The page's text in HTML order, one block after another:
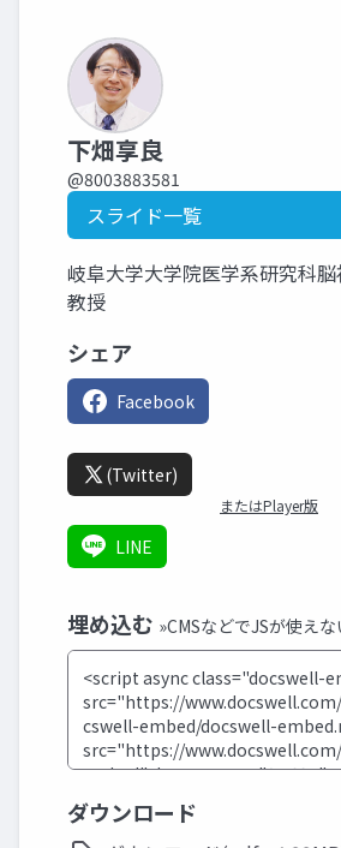
下畑享良
@8003883581
スライド一覧
岐阜大学大学院医学系研究科
教授
シェア
Facebook
(Twitter)
またはPlayer版
LINE
埋め込む »CMSなどでJSが使え
ダウンロード